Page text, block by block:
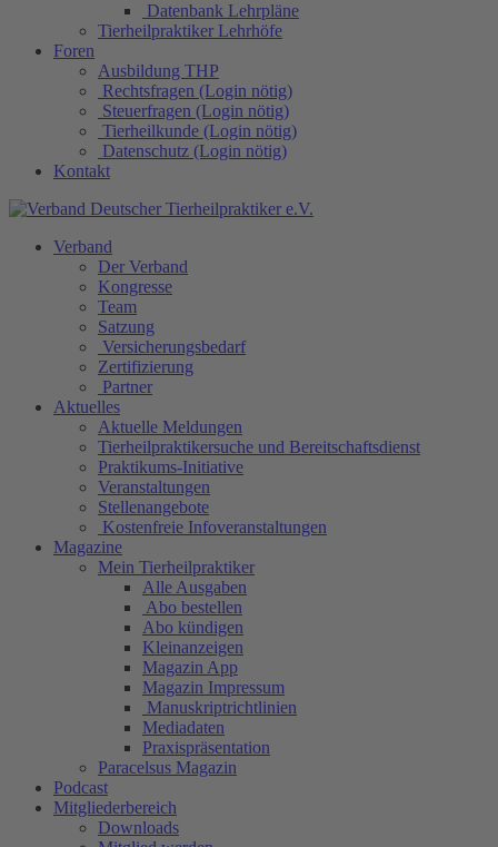
Datenbank Lehrpläne
Tierheilpraktiker Lehrhöfe
Foren
Ausbildung THP
Rechtsfragen (Login nötig)
Steuerfragen (Login nötig)
Tierheilkunde (Login nötig)
Datenschutz (Login nötig)
Kontakt
Verband
Der Verband
Kongresse
Team
Satzung
Versicherungsbedarf
Zertifizierung
Partner
Aktuelles
Aktuelle Meldungen
Tierheilpraktikersuche und Bereitschaftsdienst
Praktikums-Initiative
Veranstaltungen
Stellenangebote
Kostenfreie Infoveranstaltungen
Magazine
Mein Tierheilpraktiker
Alle Ausgaben
Abo bestellen
Abo kündigen
Kleinanzeigen
Magazin App
Magazin Impressum
Manuskriptrichtlinien
Mediadaten
Praxispräsentation
Paracelsus Magazin
Podcast
Mitgliederbereich
Downloads